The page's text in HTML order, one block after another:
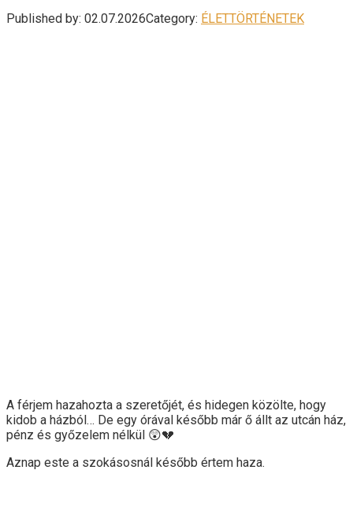
Published by: 02.07.2026Category: ÉLETTÖRTÉNETEK
A férjem hazahozta a szeretőjét, és hidegen közölte, hogy
kidob a házból… De egy órával később már ő állt az utcán ház,
pénz és győzelem nélkül 😲💔
Aznap este a szokásosnál később értem haza.